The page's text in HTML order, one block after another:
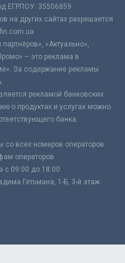
ЕГРПОУ: 35506859
на других сайтах разрешается
«Актуально»,
– это реклама в
За содержание рекламы
рекламой банковских
о продуктах и услугах можно
банка.
со всех номеров операторов
операторов
с 09:00 до 18:00
Гетьмана, 1-Б, 3-й этаж